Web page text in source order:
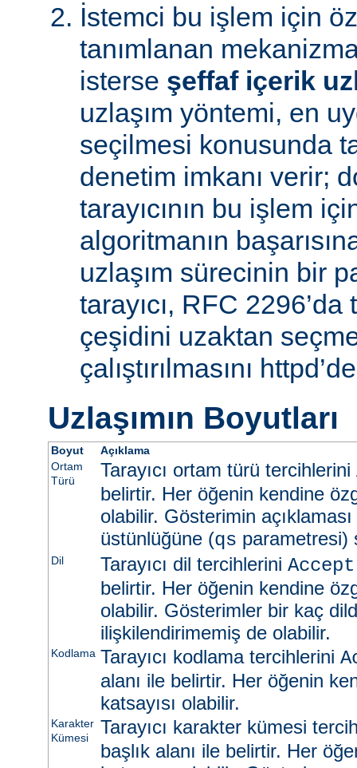
İstemci bu işlem için
tanımlanan
isterse şeffaf içerik
uzlaşım yöntemi, en
seçilmesi konusunda
denetim imkanı verir;
tarayıcının bu işlem
algoritmanın
uzlaşım sürecinin bir
tarayıcı, RFC
çeşidini uzaktan seçme
çalıştırılmasını
Uzlaşımın Boyutları
Boyut
Açıklama
Ortam
Türü
Tarayıcı ortam türü tercihlerini
belirtir. Her öğenin kendine
olabilir. Gösterimin
üstünlüğüne (qs parametresi)
Dil Tarayıcı dil tercihlerini
belirtir. Her öğenin kendine
olabilir. Gösterimler bir kaç
ilişkilendirimemiş de olabilir.
Kodlama Tarayıcı kodlama tercihlerini
alanı ile belirtir. Her öğenin
katsayısı olabilir.
Karakter
Kümesi
Tarayıcı karakter kümesi
başlık alanı ile belirtir. Her